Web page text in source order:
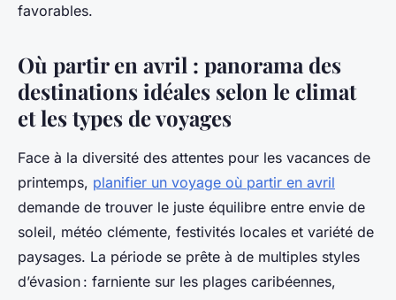
favorables.
Où partir en avril : panorama des
destinations idéales selon le climat
et les types de voyages
Face à la diversité des attentes pour les vacances de
printemps, planifier un voyage où partir en avril
demande de trouver le juste équilibre entre envie de
soleil, météo clémente, festivités locales et variété de
paysages. La période se prête à de multiples styles
d’évasion : farniente sur les plages caribéennes,